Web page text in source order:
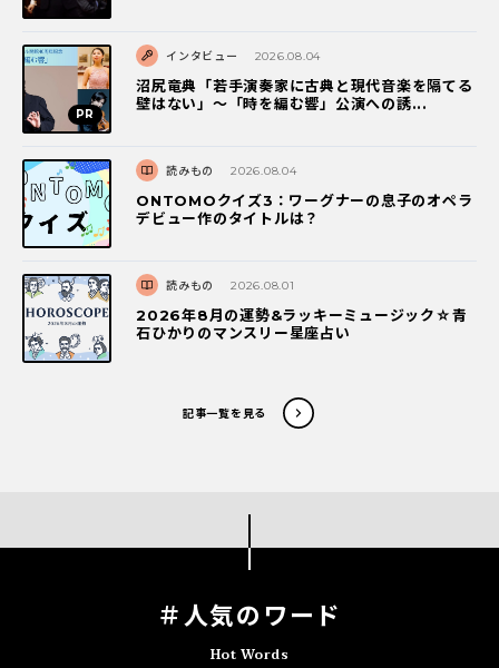
インタビュー 2026.08.04
沼尻竜典「若手演奏家に古典と現代音楽を隔てる
壁はない」～「時を編む響」公演への誘...
読みもの 2026.08.04
ONTOMOクイズ3：ワーグナーの息子のオペラ
デビュー作のタイトルは？
読みもの 2026.08.01
2026年8月の運勢&ラッキーミュージック☆青
石ひかりのマンスリー星座占い
記事一覧を見る
＃人気のワード
Hot Words